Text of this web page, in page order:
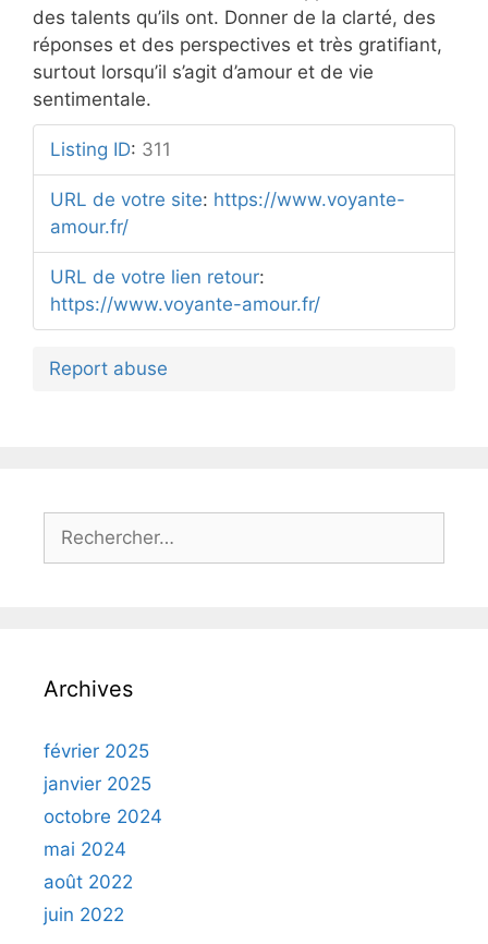
des talents qu’ils ont. Donner de la clarté, des
réponses et des perspectives et très gratifiant,
surtout lorsqu’il s’agit d’amour et de vie
sentimentale.
Listing ID: 311
URL de votre site: https://www.voyante-
amour.fr/
URL de votre lien retour:
https://www.voyante-amour.fr/
Report abuse
Archives
février 2025
janvier 2025
octobre 2024
mai 2024
août 2022
juin 2022